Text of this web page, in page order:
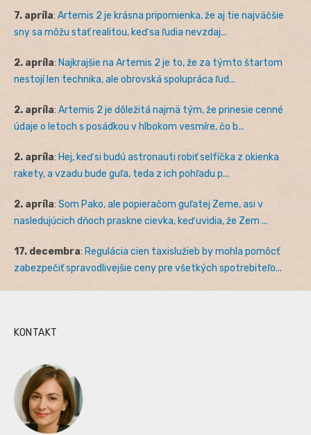
7. apríla: Artemis 2 je krásna pripomienka, že aj tie najväčšie
sny sa môžu stať realitou, keď sa ľudia nevzdaj...
2. apríla: Najkrajšie na Artemis 2 je to, že za týmto štartom
nestojí len technika, ale obrovská spolupráca ľud...
2. apríla: Artemis 2 je dôležitá najmä tým, že prinesie cenné
údaje o letoch s posádkou v hlbokom vesmíre, čo b...
2. apríla: Hej, keď si budú astronauti robiť selfíčka z okienka
rakety, a vzadu bude guľa, teda z ich pohľadu p...
2. apríla: Som Pako, ale popieračom guľatej Zeme, asi v
nasledujúcich dňoch praskne cievka, keď uvidia, že Zem ...
17. decembra: Regulácia cien taxislužieb by mohla pomôcť
zabezpečiť spravodlivejšie ceny pre všetkých spotrebiteľo...
KONTAKT